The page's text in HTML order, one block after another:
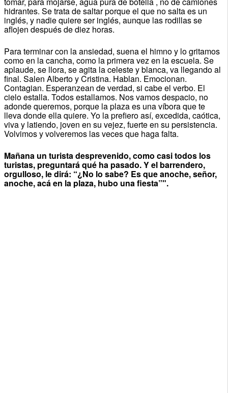
hidrantes. Se trata de saltar porque el que no salta es un
inglés, y nadie quiere ser inglés, aunque las rodillas se
aflojen después de diez horas.
Para terminar con la ansiedad, suena el himno y lo gritamos
como en la cancha, como la primera vez en la escuela. Se
aplaude, se llora, se agita la celeste y blanca, va llegando al
final. Salen Alberto y Cristina. Hablan. Emocionan.
Contagian. Esperanzean de verdad, si cabe el verbo. El
cielo estalla. Todos estallamos. Nos vamos despacio, no
adonde queremos, porque la plaza es una víbora que te
lleva donde ella quiere. Yo la prefiero así, excedida, caótica,
viva y latiendo, joven en su vejez, fuerte en su persistencia.
Volvimos y volveremos las veces que haga falta.
Mañana un turista desprevenido, como casi todos los
turistas, preguntará qué ha pasado. Y el barrendero,
orgulloso, le dirá: “¿No lo sabe? Es que anoche, señor,
anoche, acá en la plaza, hubo una fiesta”".